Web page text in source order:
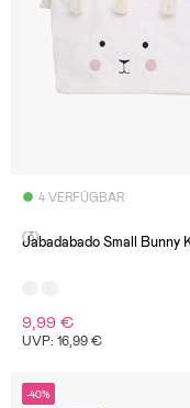
4 VERFÜGBAR
(3)
Jabadabado Small Bunny
9,99 €
UVP: 16,99 €
-40%